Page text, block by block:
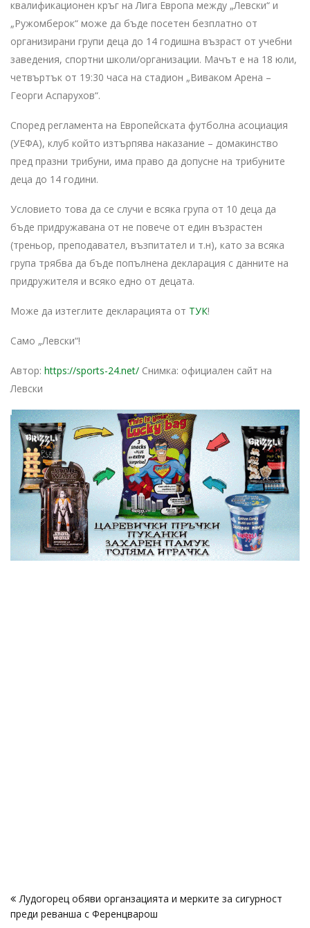
квалификационен кръг на Лига Европа между „Левски“ и
„Ружомберок“ може да бъде посетен безплатно от
организирани групи деца до 14 годишна възраст от учебни
заведения, спортни школи/организации. Мачът е на 18 юли,
четвъртък от 19:30 часа на стадион „Виваком Арена –
Георги Аспарухов“.
Според регламента на Европейската футболна асоциация
(УЕФА), клуб който изтърпява наказание – домакинство
пред празни трибуни, има право да допусне на трибуните
деца до 14 години.
Условието това да се случи е всяка група от 10 деца да
бъде придружавана от не повече от един възрастен
(треньор, преподавател, възпитател и т.н), като за всяка
група трябва да бъде попълнена декларация с данните на
придружителя и всяко едно от децата.
Може да изтеглите декларацията от ТУК!
Само „Левски“!
Автор: https://sports-24.net/ Снимка: официален сайт на
Левски
Лудогорец обяви органзацията и мерките за сигурност
преди реванша с Ференцварош